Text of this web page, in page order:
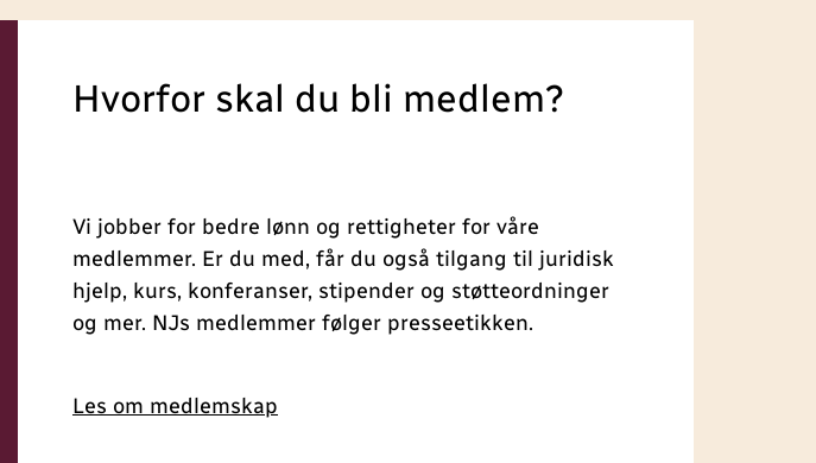
Hvorfor skal du bli medlem?
Vi jobber for bedre lønn og rettigheter for våre
medlemmer. Er du med, får du også tilgang til juridisk
hjelp, kurs, konferanser, stipender og støtteordninger
og mer. NJs medlemmer følger presseetikken.
Les om medlemskap